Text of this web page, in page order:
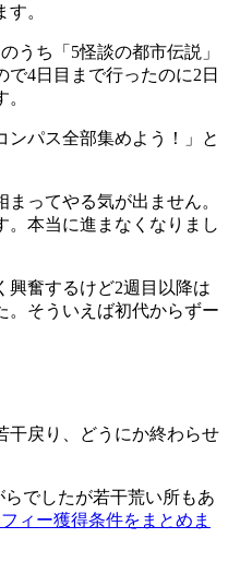
。
うち「5怪談の都市伝説」
4日目まで行ったのに2日
ンパス全部集めよう！」と
ってやる気が出ません。
。本当に進まなくなりまし
興奮するけど2週目以降は
。そういえば初代からずー
干戻り、どうにか終わらせ
でしたが若干荒い所もあ
ィー獲得条件をまとめま